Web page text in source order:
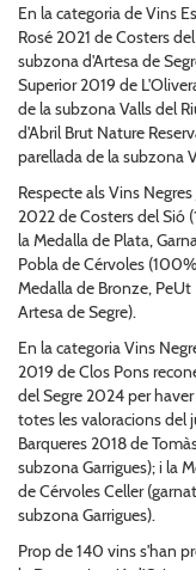
En la categoria de Vins
Rosé 2021 de Costers
subzona d'Artesa de
Superior 2019 de
de la subzona Valls del
d'Abril Brut Nature
parellada de la subzona
Respecte als Vins
2022 de Costers del Sió
la Medalla de Plata,
Pobla de Cérvoles
Medalla de Bronze,
Artesa de Segre).
En la categoria Vins
2019 de Clos Pons
del Segre 2024 per
totes les valoracions del
Barqueres 2018 de
subzona Garrigues); i la
de Cérvoles Celler
subzona Garrigues).
Prop de 140 vins s'han